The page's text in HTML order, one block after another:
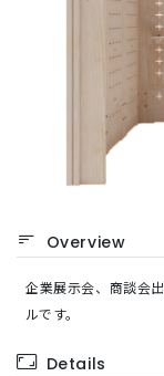
Overview
企業展示会、商談会
ルです。
Details